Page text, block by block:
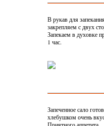
В рукав для
закрепляем с двух
Запекаем в духовке
1 час.
Запеченное сало
хлебушком очень
Приятного аппетита.